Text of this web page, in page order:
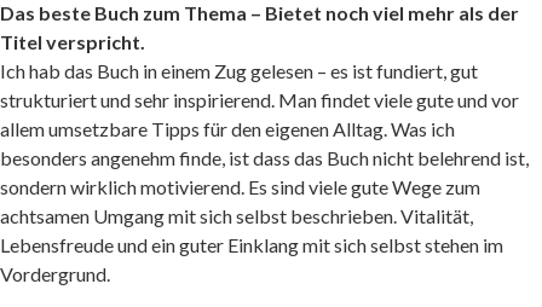
Das beste Buch zum Thema – Bietet noch viel mehr als der
Titel verspricht.
Ich hab das Buch in einem Zug gelesen – es ist fundiert, gut
strukturiert und sehr inspirierend. Man findet viele gute und vor
allem umsetzbare Tipps für den eigenen Alltag. Was ich
besonders angenehm finde, ist dass das Buch nicht belehrend ist,
sondern wirklich motivierend. Es sind viele gute Wege zum
achtsamen Umgang mit sich selbst beschrieben. Vitalität,
Lebensfreude und ein guter Einklang mit sich selbst stehen im
Vordergrund.